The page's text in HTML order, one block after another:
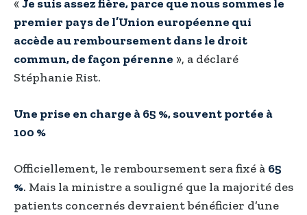
«Je suis assez fière, parce que nous sommes le
premier pays de l’Union européenne qui
accède au remboursement dans le droit
commun, de façon pérenne », a déclaré
Stéphanie Rist.
Une prise en charge à 65 %, souvent portée à
100 %
Officiellement, le remboursement sera fixé à 65
%. Mais la ministre a souligné que la majorité des
patients concernés devraient bénéficier d’une